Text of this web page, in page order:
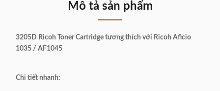
Mô tả sản phẩm
3205D Ricoh Toner Cartridge tương thích với Ricoh Aficio
1035 / AF1045
Chi tiết nhanh: